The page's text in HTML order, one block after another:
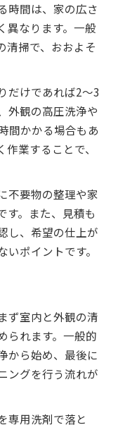
時間は、家の広さ
異なります。一般
清掃で、おおよそ
だけであれば2〜3
外観の高圧洗浄や
間かかる場合もあ
業することで、
不要物の整理や家
す。また、見積も
し、希望の仕上が
ポイントです。
ず室内と外観の清
られます。一般的
から始め、最後に
ングを行う流れが
専用洗剤で落と